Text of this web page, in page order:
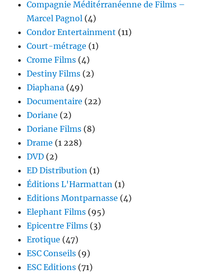
Compagnie Méditérranéenne de Films –
Marcel Pagnol (4)
Condor Entertainment (11)
Court-métrage (1)
Crome Films (4)
Destiny Films (2)
Diaphana (49)
Documentaire (22)
Doriane (2)
Doriane Films (8)
Drame (1 228)
DVD (2)
ED Distribution (1)
Éditions L'Harmattan (1)
Editions Montparnasse (4)
Elephant Films (95)
Epicentre Films (3)
Erotique (47)
ESC Conseils (9)
ESC Editions (71)